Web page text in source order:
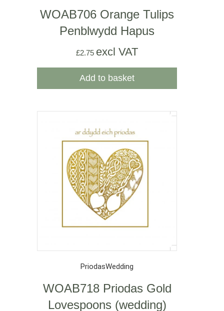
WOAB706 Orange Tulips
Penblwydd Hapus
£2.75 excl VAT
Add to basket
PriodasWedding
WOAB718 Priodas Gold
Lovespoons (wedding)